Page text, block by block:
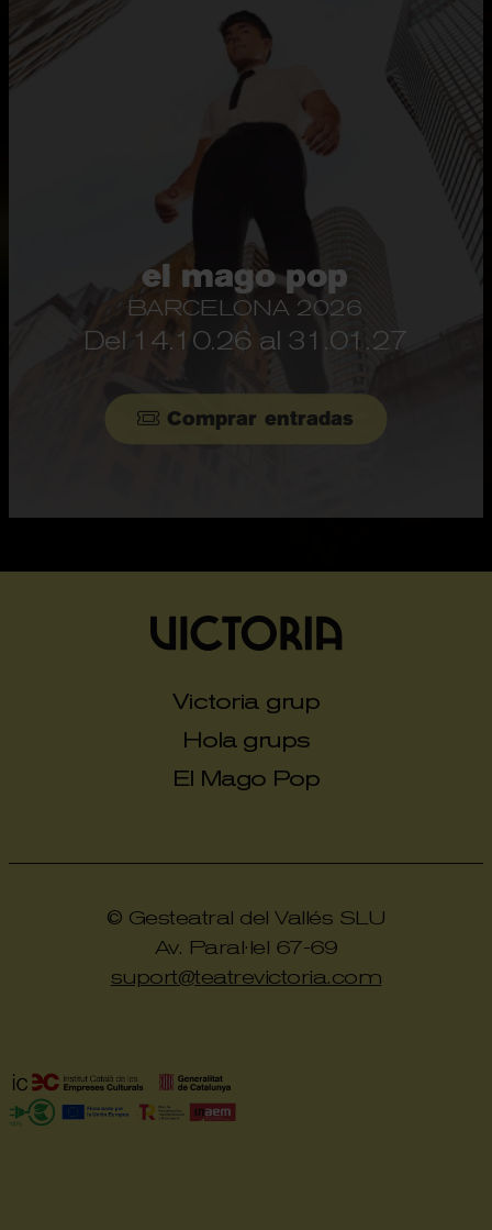
Comprar entradas
el mago pop
BARCELONA 2026
Del 14.10.26 al 31.01.27
Victoria grup
Hola grups
El Mago Pop
© Gesteatral del Vallés SLU
Av. Paral·lel 67-69
suport@teatrevictoria.com